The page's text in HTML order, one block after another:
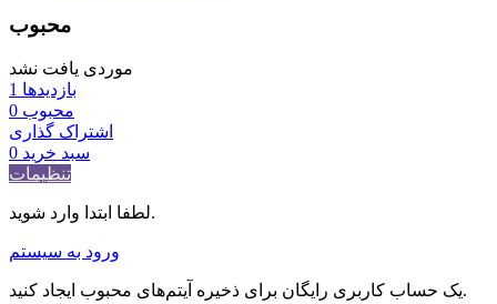
محبوب
موردی یافت نشد
بازدیدها 1
محبوب 0
اشتراک گذاری
سبد خرید 0
تنظیمات
لطفا ابتدا وارد شوید.
ورود به سیستم
یک حساب کاربری رایگان برای ذخیره آیتم‌های محبوب ایجاد کنید.